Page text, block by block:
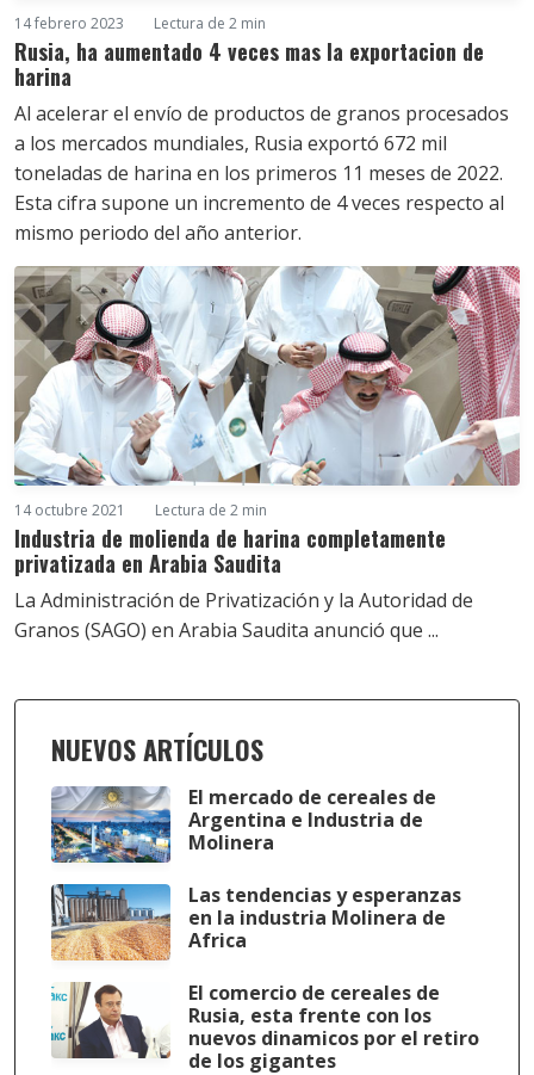
14 febrero 2023 Lectura de 2 min
Rusia, ha aumentado 4 veces mas la exportacion de
harina
Al acelerar el envío de productos de granos procesados ​​
a los mercados mundiales, Rusia exportó 672 mil
toneladas de harina en los primeros 11 meses de 2022.
Esta cifra supone un incremento de 4 veces respecto al
mismo periodo del año anterior.
14 octubre 2021 Lectura de 2 min
Industria de molienda de harina completamente
privatizada en Arabia Saudita
La Administración de Privatización y la Autoridad de
Granos (SAGO) en Arabia Saudita anunció que ...
NUEVOS ARTÍCULOS
El mercado de cereales de
Argentina e Industria de
Molinera
Las tendencias y esperanzas
en la industria Molinera de
Africa
El comercio de cereales de
Rusia, esta frente con los
nuevos dinamicos por el retiro
de los gigantes